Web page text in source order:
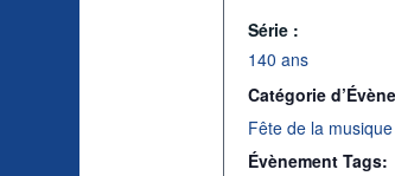
Série :
140 ans
Catégorie
Fête de la
Évènement Tags: